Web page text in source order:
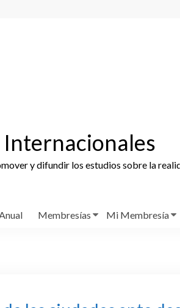
Internacionales
y difundir los estudios sobre la
Membresías Mi Membresía